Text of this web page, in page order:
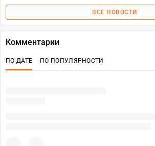
ВСЕ НОВОСТИ
Комментарии
ПО ДАТЕ ПО ПОПУЛЯРНОСТИ